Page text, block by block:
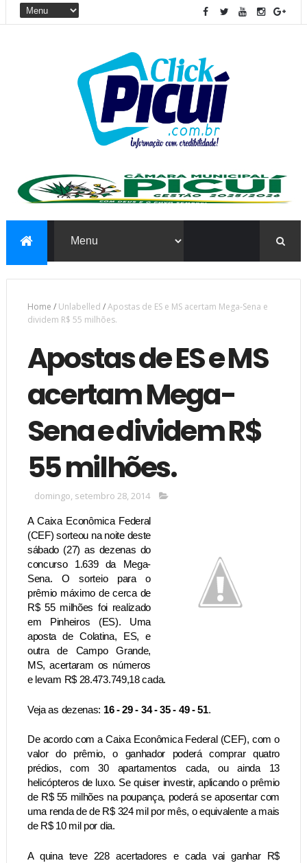
Home /Unlabelled /Apostas de ES e MS acertam Mega-Sena e
dividem R$ 55 milhões.
Apostas de ES e MS
acertam Mega-
Sena e dividem R$
55 milhões.
domingo, setembro 28, 2014
A Caixa Econômica Federal
(CEF) sorteou na noite deste
sábado (27) as dezenas do
concurso 1.639 da Mega-
Sena. O sorteio para o
prêmio máximo de cerca de
R$ 55 milhões foi realizado
em Pinheiros (ES). Uma
aposta de Colatina, ES, e
outra de Campo Grande,
MS, acertaram os números
e levam R$ 28.473.749,18 cada.
Veja as dezenas: 16 - 29 - 34 - 35 - 49 - 51.
De acordo com a Caixa Econômica Federal (CEF), com o
valor do prêmio, o ganhador poderá comprar quatro
prédios, com 30 apartamentos cada, ou ainda 13
helicópteros de luxo. Se quiser investir, aplicando o prêmio
de R$ 55 milhões na poupança, poderá se aposentar com
uma renda de de R$ 324 mil por mês, o equivalente a mais
de R$ 10 mil por dia.
A quina teve 228 acertadores e cada vai ganhar R$